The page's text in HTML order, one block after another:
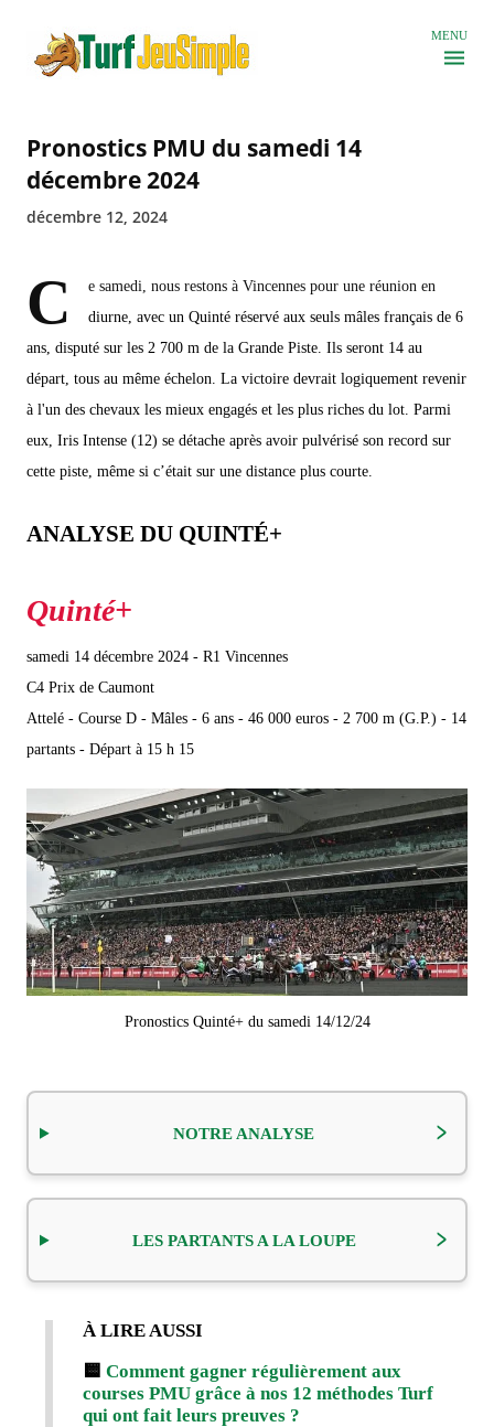
MENU
Pronostics PMU du samedi 14
décembre 2024
décembre 12, 2024
C
e samedi, nous restons à Vincennes pour une réunion en
diurne, avec un Quinté réservé aux seuls mâles français de 6
ans, disputé sur les 2 700 m de la Grande Piste. Ils seront 14 au
départ, tous au même échelon. La victoire devrait logiquement revenir
à l'un des chevaux les mieux engagés et les plus riches du lot. Parmi
eux, Iris Intense (12) se détache après avoir pulvérisé son record sur
cette piste, même si c’était sur une distance plus courte.
ANALYSE DU QUINTÉ+
samedi 14 décembre 2024 - R1 Vincennes
C4 Prix de Caumont
Attelé - Course D - Mâles - 6 ans - 46 000 euros - 2 700 m (G.P.) - 14
partants - Départ à 15 h 15
Pronostics Quinté+ du samedi 14/12/24
NOTRE ANALYSE
LES PARTANTS A LA LOUPE
À LIRE AUSSI
🟨 Comment gagner régulièrement aux
courses PMU grâce à nos 12 méthodes Turf
qui ont fait leurs preuves ?